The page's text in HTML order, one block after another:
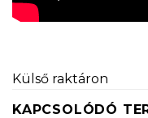
Külső raktáron
KAPCSOLÓDÓ